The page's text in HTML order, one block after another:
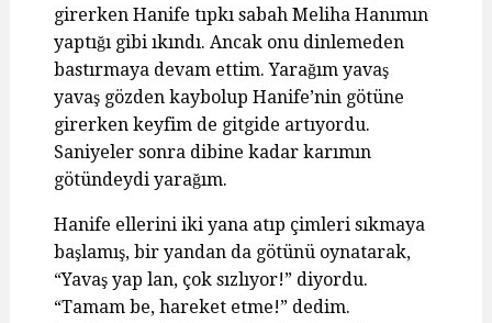
girerken Hanife tıpkı sabah Meliha Hanımın
yaptığı gibi ıkındı. Ancak onu dinlemeden
bastırmaya devam ettim. Yarağım yavaş
yavaş gözden kaybolup Hanife’nin götüne
girerken keyfim de gitgide artıyordu.
Saniyeler sonra dibine kadar karımın
götündeydi yarağım.
Hanife ellerini iki yana atıp çimleri sıkmaya
başlamış, bir yandan da götünü oynatarak,
“Yavaş yap lan, çok sızlıyor!” diyordu.
“Tamam be, hareket etme!” dedim.